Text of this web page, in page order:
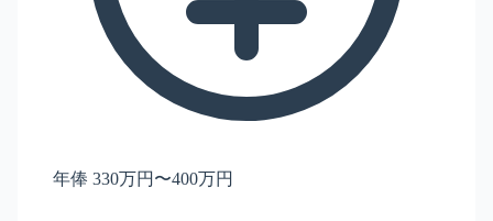
年俸 330万円〜400万円